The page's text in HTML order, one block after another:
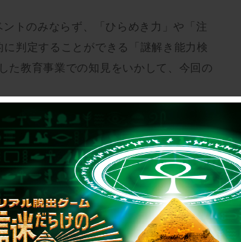
トのみならず、
「ひらめき力」や「注
判定することができる「謎解き能力検
た 教育事業での知見をいかして、今回の
性を模索するSCRAPの挑戦に、どうぞ
junior-bosyu